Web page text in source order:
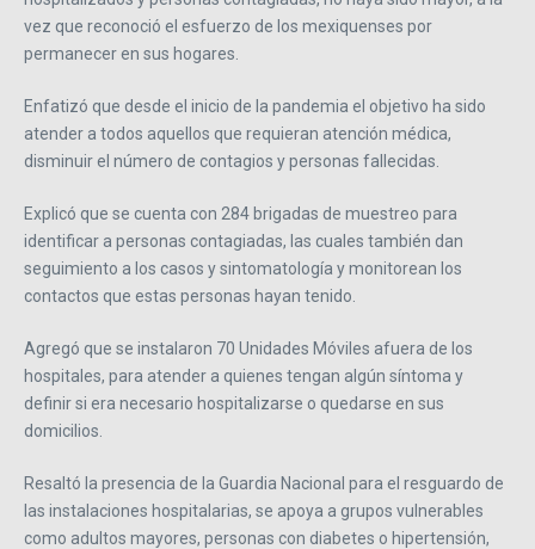
vez que reconoció el esfuerzo de los mexiquenses por
permanecer en sus hogares.
Enfatizó que desde el inicio de la pandemia el objetivo ha sido
atender a todos aquellos que requieran atención médica,
disminuir el número de contagios y personas fallecidas.
Explicó que se cuenta con 284 brigadas de muestreo para
identificar a personas contagiadas, las cuales también dan
seguimiento a los casos y sintomatología y monitorean los
contactos que estas personas hayan tenido.
Agregó que se instalaron 70 Unidades Móviles afuera de los
hospitales, para atender a quienes tengan algún síntoma y
definir si era necesario hospitalizarse o quedarse en sus
domicilios.
Resaltó la presencia de la Guardia Nacional para el resguardo de
las instalaciones hospitalarias, se apoya a grupos vulnerables
como adultos mayores, personas con diabetes o hipertensión,